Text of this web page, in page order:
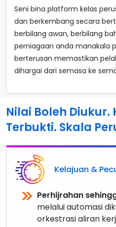
Seni bina platform kelas
dan berkembang secara
berbilang awan, berbilang
perniagaan anda manakala
berterusan memastikan
dihargai dari semasa ke
Nilai Boleh Diukur.
Terbukti. Skala
Kelajuan &
Perhijrahan
melalui automasi
orkestrasi aliran